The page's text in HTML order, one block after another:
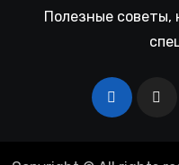
Полезные советы,